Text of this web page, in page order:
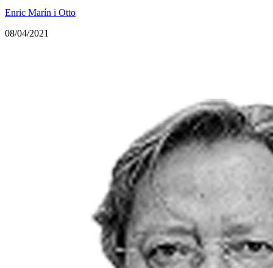
Enric Marín i Otto
08/04/2021